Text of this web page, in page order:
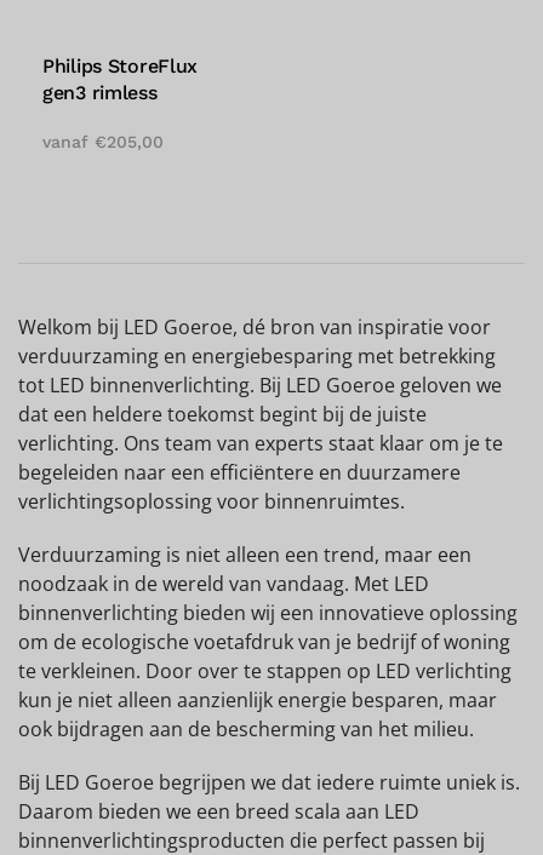
Philips StoreFlux
gen3 rimless
vanaf €205,00
Welkom bij LED Goeroe, dé bron van inspiratie voor
verduurzaming en energiebesparing met betrekking
tot LED binnenverlichting. Bij LED Goeroe geloven we
dat een heldere toekomst begint bij de juiste
verlichting. Ons team van experts staat klaar om je te
begeleiden naar een efficiëntere en duurzamere
verlichtingsoplossing voor binnenruimtes.
Verduurzaming is niet alleen een trend, maar een
noodzaak in de wereld van vandaag. Met LED
binnenverlichting bieden wij een innovatieve oplossing
om de ecologische voetafdruk van je bedrijf of woning
te verkleinen. Door over te stappen op LED verlichting
kun je niet alleen aanzienlijk energie besparen, maar
ook bijdragen aan de bescherming van het milieu.
Bij LED Goeroe begrijpen we dat iedere ruimte uniek is.
Daarom bieden we een breed scala aan LED
binnenverlichtingsproducten die perfect passen bij